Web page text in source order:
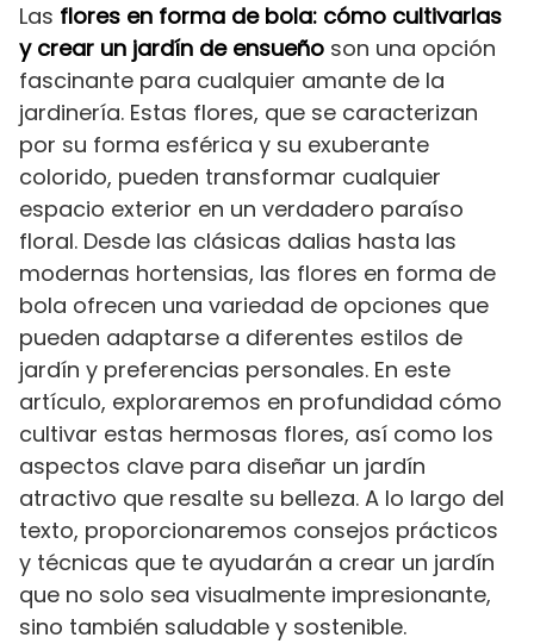
Las flores en forma de bola: cómo cultivarlas
y crear un jardín de ensueño son una opción
fascinante para cualquier amante de la
jardinería. Estas flores, que se caracterizan
por su forma esférica y su exuberante
colorido, pueden transformar cualquier
espacio exterior en un verdadero paraíso
floral. Desde las clásicas dalias hasta las
modernas hortensias, las flores en forma de
bola ofrecen una variedad de opciones que
pueden adaptarse a diferentes estilos de
jardín y preferencias personales. En este
artículo, exploraremos en profundidad cómo
cultivar estas hermosas flores, así como los
aspectos clave para diseñar un jardín
atractivo que resalte su belleza. A lo largo del
texto, proporcionaremos consejos prácticos
y técnicas que te ayudarán a crear un jardín
que no solo sea visualmente impresionante,
sino también saludable y sostenible.